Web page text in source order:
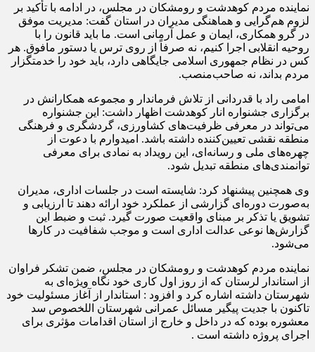
نماینده مردم کوهدشت و رومشکان در مجلس، در ادامه با تأکید بر
لزوم هم‌گرایی و هماهنگی مدیران در استان گفت: مدیریت موفق
در گرو همکاری، ایمان و عمل آرمانی است. ما باید قانون را با
روحیه انقلابی اجرا کنیم، نه صرفاً از روی ترس یا دستور مافوق. هر
کس در نظام جمهوری اسلامی جایگاهی دارد، باید خود را خدمتگزار
مردم بداند، نه صاحب‌منصب.
امامی راد با قدردانی از تلاش فرماندار و مجموعه همکارانش در
برگزاری جشنواره انار کوهدشت اظهار داشت: این جشنواره
می‌تواند در معرفی ظرفیت‌های کشاورزی، گردشگری و فرهنگی
منطقه نقشی تعیین‌کننده داشته باشد. امیدوارم با دعوت از
چهره‌های ملی و رسانه‌ای، این رویداد به نمادی برای معرفی
توانمندی‌های منطقه تبدیل شود.
وی همچنین پیشنهاد کرد: شایسته است در جلسات اداری، مدیران
به‌صورت دوره‌ای گزارشی از عملکرد خود ارائه دهند تا ارزیابی و
تشویق یا تذکر بر مبنای واقعیت صورت گیرد. ثبت و ضبط این
گزارش‌ها نوعی عدالت اداری است و موجب شفافیت در کارها
می‌شود.
نماینده مردم کوهدشت و رومشکان در مجلس، ضمن تشکر فراوان
از استاندار لرستان که از روز اول کاری خود نگاه ویژه‌ای به
شهرستان داشته اشاره کرد و افزود : استاندار از آغاز مسئولیت خود
تاکنون با جدیت پیگیر مسائل عمرانی شهرستان اللخصوص سد
معشوره بوده که در داخل و خارج از استان اقدامات مؤثری برای
اجرای پروژه داشته است .